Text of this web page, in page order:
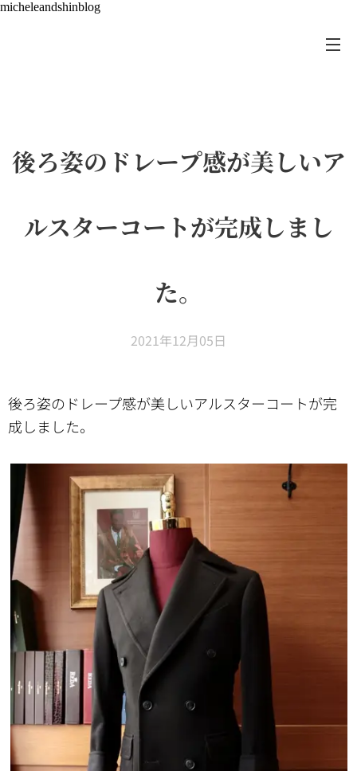
micheleandshinblog
後ろ姿のドレープ感が美しいア
ルスターコートが完成しまし
た。
2021年12月05日
後ろ姿のドレープ感が美しいアルスターコートが完
成しました。